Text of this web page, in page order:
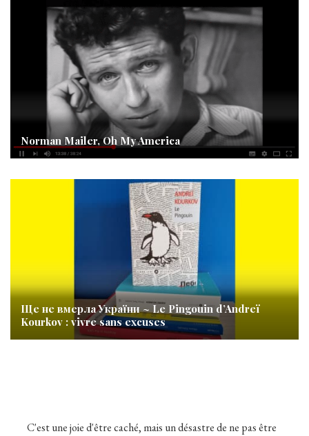
Norman Mailer, Oh My America
Ще не вмерла України ~ Le Pingouin d’Andreï
Kourkov : vivre sans excuses
C'est une joie d'être caché, mais un désastre de ne pas être